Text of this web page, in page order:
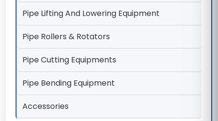
Pipe Lifting And Lowering Equipment
Pipe Rollers & Rotators
Pipe Cutting Equipments
Pipe Bending Equipment
Accessories